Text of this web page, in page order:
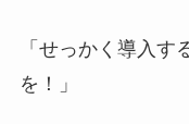
「せっかく導入
を！」